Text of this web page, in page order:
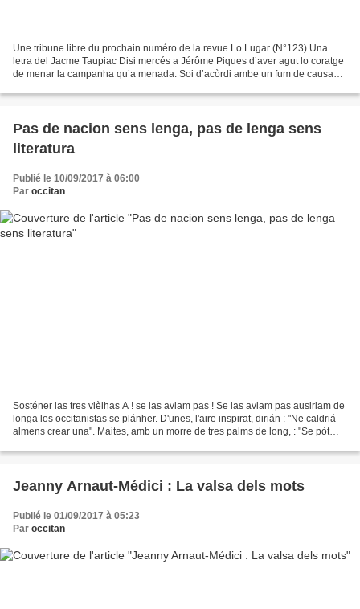
Une tribune libre du prochain numéro de la revue Lo Lugar (N°123) Una
letra del Jacme Taupiac Disi mercés a Jérôme Piques d’aver agut lo coratge
de menar la campanha qu’a menada. Soi d’acòrdi ambe un fum de causas
Pas de nacion sens lenga, pas de lenga sens
literatura
Publié le 10/09/2017 à 06:00
Par occitan
Sosténer las tres vièlhas A ! se las aviam pas ! Se las aviam pas ausiriam de
longa los occitanistas se plánher. D'unes, l'aire inspirat, dirián : "Ne caldriá
almens crear una". Maites, amb un morre de tres palms de long, : "Se pòt
Jeanny Arnaut-Médici : La valsa dels mots
Publié le 01/09/2017 à 05:23
Par occitan